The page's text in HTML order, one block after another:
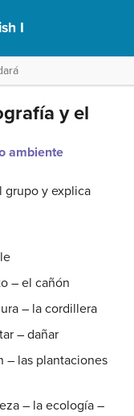
I
y el
ambiente
grupo y explica
– el cañón
– la cordillera
– dañar
– las plantaciones
– la ecología –